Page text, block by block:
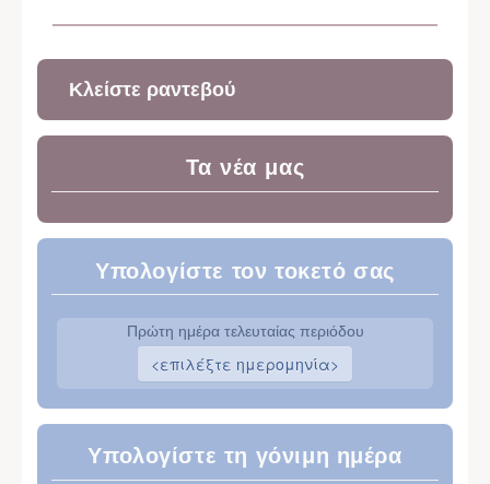
Κλείστε ραντεβού
Τα νέα μας
Υπολογίστε τον τοκετό σας
Πρώτη ημέρα τελευταίας περιόδου
Υπολογίστε τη γόνιμη ημέρα